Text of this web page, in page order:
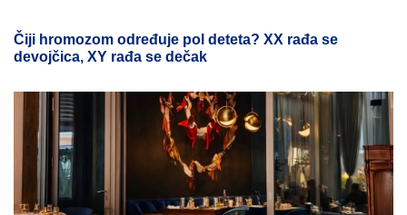
Čiji hromozom određuje pol deteta? XX rađa se
devojčica, XY rađa se dečak